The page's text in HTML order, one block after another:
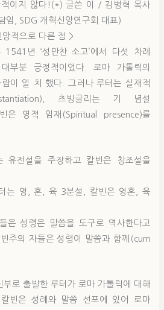
적이지 않다!(*) 글쓴 이 / 김병혁 목사
임, SDG 개혁신앙연구회 대표)
적으로 다른 점 >
년 ‘성만찬 소고’에서 다섯 차례
부분 긍정적이었다. 로마 가톨릭의
이 일 치 했다. 그러나 루터는 실재적
츠빙글리는 기 념설
은 영적 임재(Spiritual presence)를
전설을 주장하고 칼빈은 창조설을
는 영, 혼, 육 3분설, 칼빈은 영혼, 육
은 성령은 말씀을 도구로 역사한다고
주의 자들은 성령이 말씀과 함께(cum
로 출발한 루터가 로마 가톨릭에 대해
빈은 성례와 말씀 선포에 있어 로마